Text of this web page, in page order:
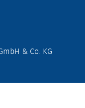
& Co. KG